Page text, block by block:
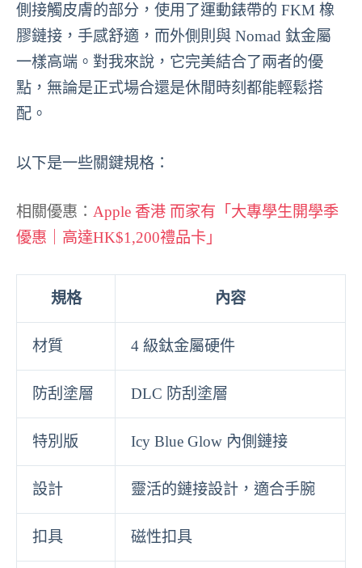
側接觸皮膚的部分，使用了運動錶帶的 FKM 橡
膠鏈接，手感舒適，而外側則與 Nomad 鈦金屬
一樣高端。對我來說，它完美結合了兩者的優
點，無論是正式場合還是休閒時刻都能輕鬆搭
配。
以下是一些關鍵規格：
相關優惠： Apple 香港 而家有「大專學生開學季
優惠｜高達HK$1,200禮品卡」
規格 內容
材質 4 級鈦金屬硬件
防刮塗層 DLC 防刮塗層
特別版 Icy Blue Glow 內側鏈接
設計 靈活的鏈接設計，適合手腕
扣具 磁性扣具